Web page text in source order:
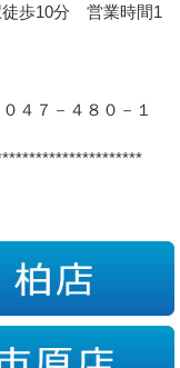
歩10分 営業時間1
７－４８０－１